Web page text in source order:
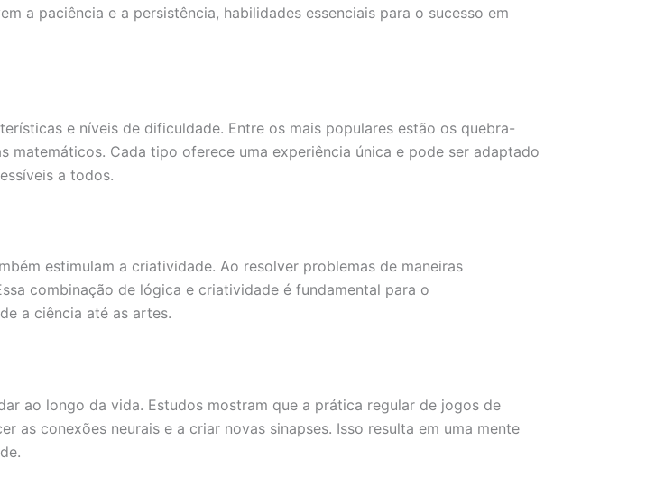
a paciência e a persistência, habilidades essenciais para o sucesso em
e níveis de dificuldade. Entre os mais populares estão os quebra-
matemáticos. Cada tipo oferece uma experiência única e pode ser adaptado
a todos.
estimulam a criatividade. Ao resolver problemas de maneiras
combinação de lógica e criatividade é fundamental para o
a ciência até as artes.
ao longo da vida. Estudos mostram que a prática regular de jogos de
conexões neurais e a criar novas sinapses. Isso resulta em uma mente